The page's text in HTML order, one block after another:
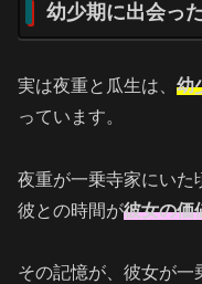
幼少期に出会っ
実は夜重と瓜生は、 幼
っています。
夜重が一乗寺家にいた
彼との時間が彼女の価
その記憶が、彼女が一